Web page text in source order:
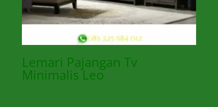
Lemari Pajangan Tv
Minimalis Leo